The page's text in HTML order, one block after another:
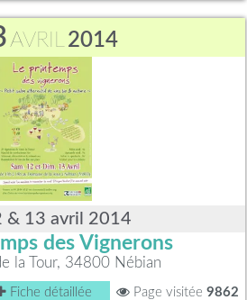
AVRIL2014
13 avril 2014
des Vignerons
la Tour, 34800 Nébian
Fiche détaillée Page visitée 9862